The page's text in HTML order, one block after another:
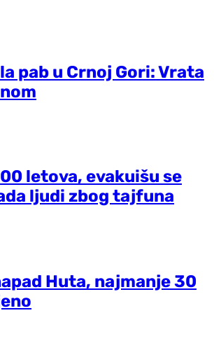
pab u Crnoj Gori: Vrata
letova, evakuišu se
ljudi zbog tajfuna
Huta, najmanje 30